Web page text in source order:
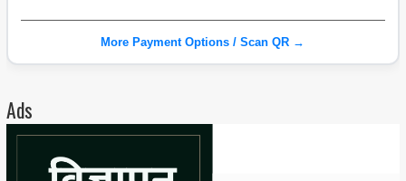
More Payment Options / Scan QR →
Ads